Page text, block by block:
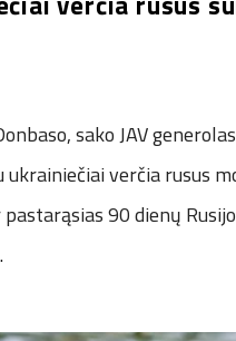
sako JAV
verčia rusus
90 dienų